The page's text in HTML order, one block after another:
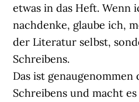
etwas in das Heft. Wenn
nachdenke, glaube ich,
der Literatur selbst,
Schreibens.
Das ist genaugenommen
Schreibens und macht